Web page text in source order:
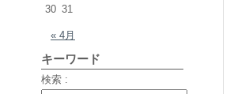
« 4月
30 31
キーワード
検索 :